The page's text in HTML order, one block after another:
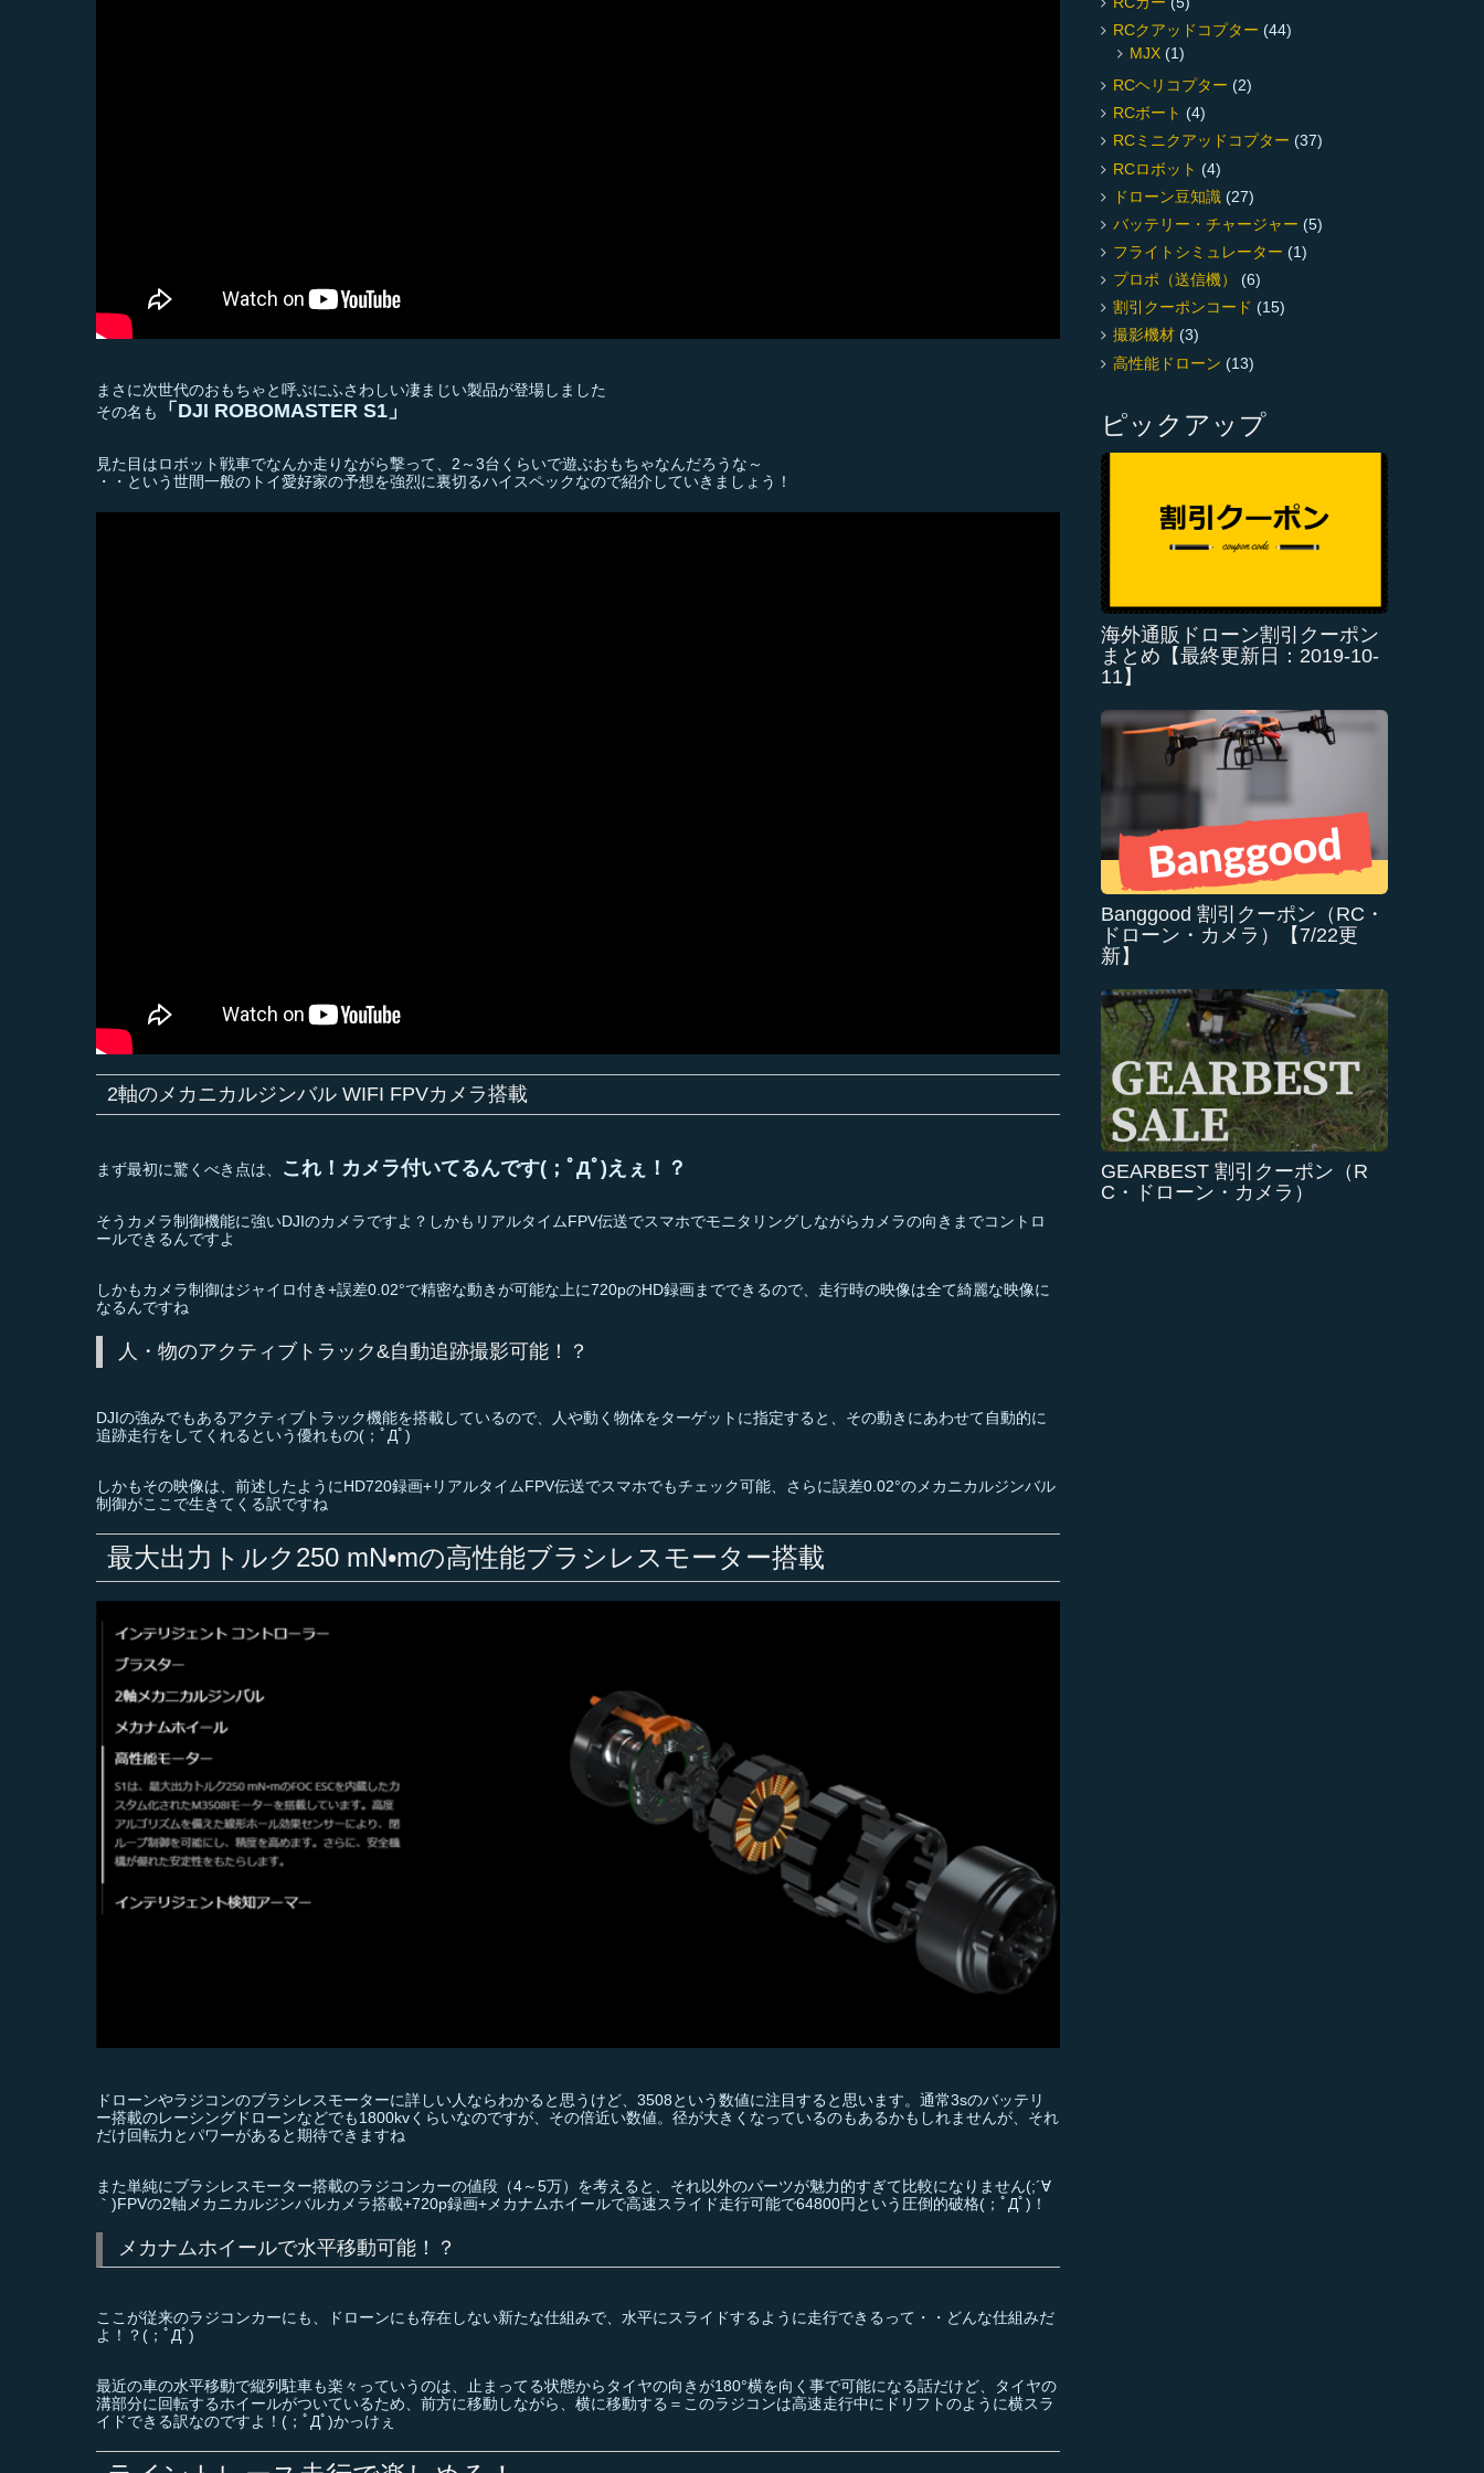
まさに次世代のおもちゃと呼ぶにふさわしい凄まじい製品が登場しました
その名も
「DJI ROBOMASTER S1」
見た目はロボット戦車でなんか走りながら撃って、2～3台くらいで遊ぶおもちゃなんだろうな～
・・という世間一般のトイ愛好家の予想を強烈に裏切るハイスペックなので紹介していきましょう！
2軸のメカニカルジンバル WIFI FPVカメラ搭載
まず最初に驚くべき点は、 これ！カメラ付いてるんです(；ﾟДﾟ)えぇ！？
そうカメラ制御機能に強いDJIのカメラですよ？しかもリアルタイムFPV伝送でスマホでモニタリングしながらカメラの向きまでコントロ
ールできるんですよ
しかもカメラ制御はジャイロ付き+誤差0.02°で精密な動きが可能な上に720pのHD録画までできるので、走行時の映像は全て綺麗な映像に
なるんですね
人・物のアクティブトラック&自動追跡撮影可能！？
DJIの強みでもあるアクティブトラック機能を搭載しているので、人や動く物体をターゲットに指定すると、その動きにあわせて自動的に
追跡走行をしてくれるという優れもの(；ﾟДﾟ)
しかもその映像は、前述したようにHD720録画+リアルタイムFPV伝送でスマホでもチェック可能、さらに誤差0.02°のメカニカルジンバル
制御がここで生きてくる訳ですね
最大出力トルク250 mN•mの高性能ブラシレスモーター搭載
ドローンやラジコンのブラシレスモーターに詳しい人ならわかると思うけど、3508という数値に注目すると思います。通常3sのバッテリ
ー搭載のレーシングドローンなどでも1800kvくらいなのですが、その倍近い数値。径が大きくなっているのもあるかもしれませんが、それ
だけ回転力とパワーがあると期待できますね
また単純にブラシレスモーター搭載のラジコンカーの値段（4～5万）を考えると、それ以外のパーツが魅力的すぎて比較になりません(;´∀
｀)FPVの2軸メカニカルジンバルカメラ搭載+720p録画+メカナムホイールで高速スライド走行可能で64800円という圧倒的破格(；ﾟДﾟ)！
メカナムホイールで水平移動可能！？
ここが従来のラジコンカーにも、ドローンにも存在しない新たな仕組みで、水平にスライドするように走行できるって・・どんな仕組みだ
よ！？(；ﾟДﾟ)
最近の車の水平移動で縦列駐車も楽々っていうのは、止まってる状態からタイヤの向きが180°横を向く事で可能になる話だけど、タイヤの
溝部分に回転するホイールがついているため、前方に移動しながら、横に移動する＝このラジコンは高速走行中にドリフトのように横スラ
イドできる訳なのですよ！(；ﾟДﾟ)かっけぇ
RCクアッドコプター (44)
MJX(1)
RCヘリコプター (2)
RCボート (4)
RCミニクアッドコプター (37)
RCロボット (4)
ドローン豆知識(27)
バッテリー・チャージャー (5)
フライトシミュレーター (1)
プロポ（送信機）
(6)
割引クーポンコード (15)
撮影機材(3)
高性能ドローン (13)
ピックアップ
海外通販ドローン割引クーポン
まとめ【最終更新日：2019-10-
11】
Banggood 割引クーポン（RC・
ドローン・カメラ）【7/22更
新】
GEARBEST 割引クーポン（R
C・ドローン・カメラ）